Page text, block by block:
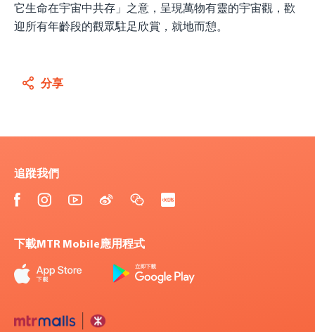
它生命在宇宙中共存」之意，呈現萬物有靈的宇宙觀，歡
迎所有年齡段的觀眾駐足欣賞，就地而憩。
分享
追蹤我們
下載MTR Mobile應用程式